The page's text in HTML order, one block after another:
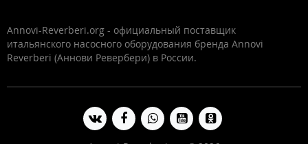
Annovi-Reverberi.org - официальный поставщик
итальянского насосного оборудования бренда Annovi
Reverberi (Аннови Ревербери) в России.